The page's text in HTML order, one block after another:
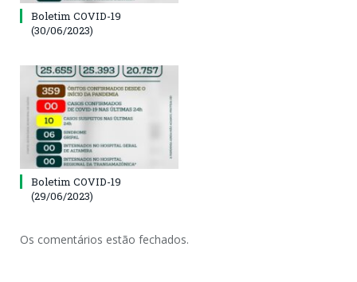
Boletim COVID-19
(30/06/2023)
Boletim COVID-19
(29/06/2023)
Os comentários estão fechados.